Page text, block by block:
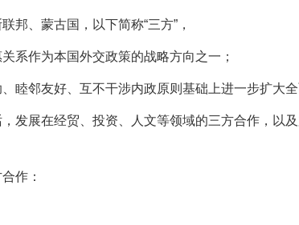
邦、蒙古国，以下简称“三方”，
系作为本国外交政策的战略方向之一；
睦邻友好、互不干涉内政原则基础上进一步扩大全
发展在经贸、投资、人文等领域的三方合作，以
作：